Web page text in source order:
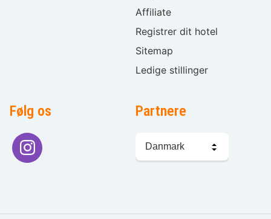
Affiliate
Registrer dit hotel
Sitemap
Ledige stillinger
Følg os Partnere